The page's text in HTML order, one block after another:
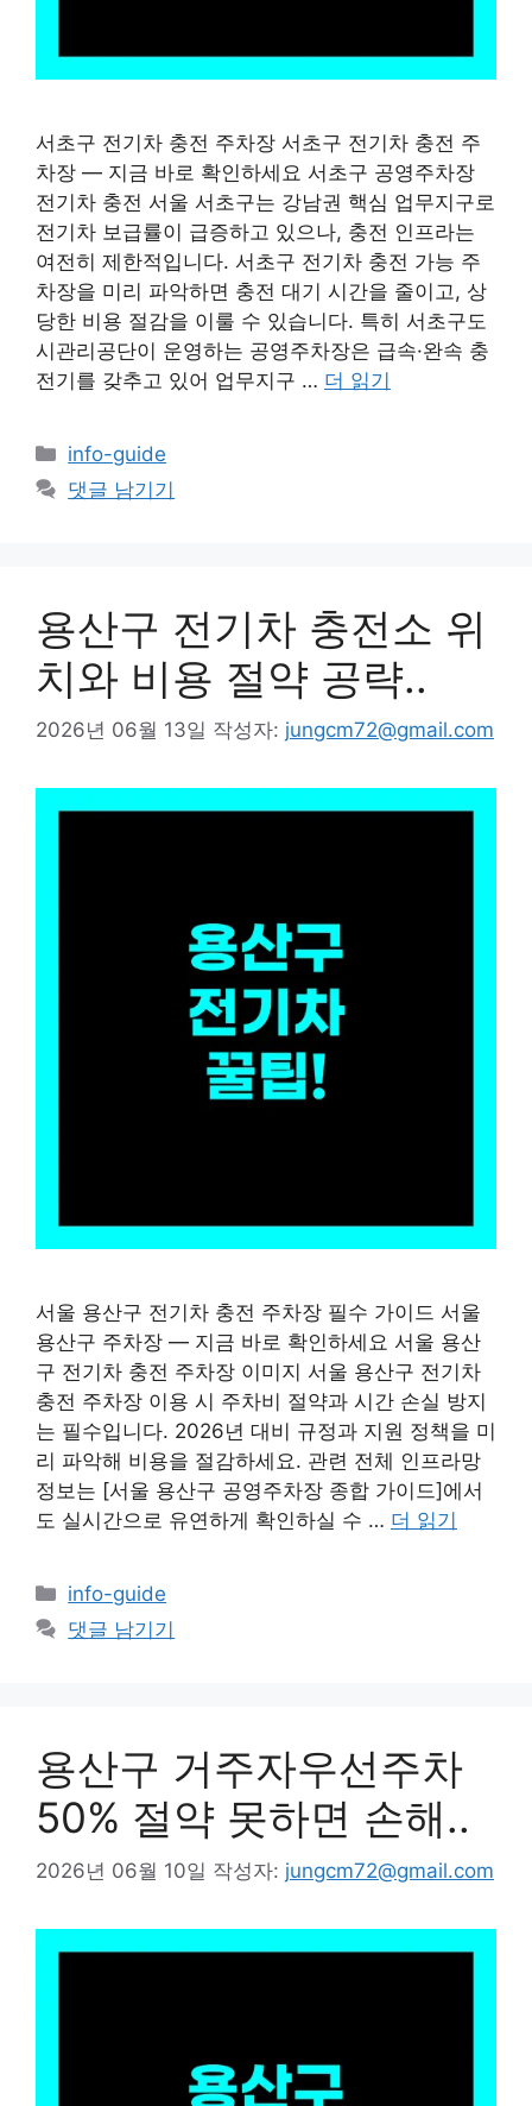
서초구 전기차 충전 주차장 서초구 전기차 충전 주
차장 — 지금 바로 확인하세요 서초구 공영주차장
전기차 충전 서울 서초구는 강남권 핵심 업무지구로
전기차 보급률이 급증하고 있으나, 충전 인프라는
여전히 제한적입니다. 서초구 전기차 충전 가능 주
차장을 미리 파악하면 충전 대기 시간을 줄이고, 상
당한 비용 절감을 이룰 수 있습니다. 특히 서초구도
시관리공단이 운영하는 공영주차장은 급속·완속 충
전기를 갖추고 있어 업무지구 … 더 읽기
카
테
고
info-guide
댓글 남기기
용산구 전기차 충전소 위
치와 비용 절약 공략..
2026년 06월 13일 작성자: jungcm72@gmail.com
서울 용산구 전기차 충전 주차장 필수 가이드 서울
용산구 주차장 — 지금 바로 확인하세요 서울 용산
구 전기차 충전 주차장 이미지 서울 용산구 전기차
충전 주차장 이용 시 주차비 절약과 시간 손실 방지
는 필수입니다. 2026년 대비 규정과 지원 정책을 미
리 파악해 비용을 절감하세요. 관련 전체 인프라망
정보는 [서울 용산구 공영주차장 종합 가이드]에서
도 실시간으로 유연하게 확인하실 수 … 더 읽기
카
테
info-guide
댓글 남기기
용산구 거주자우선주차
50% 절약 못하면 손해..
2026년 06월 10일 작성자: jungcm72@gmail.com